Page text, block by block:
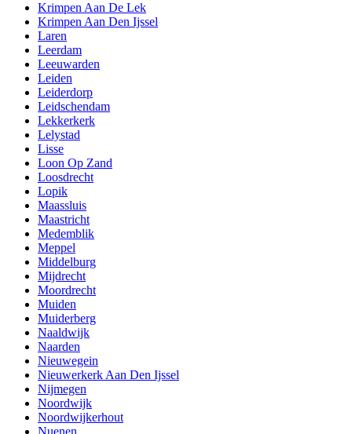
Krimpen Aan De Lek
Krimpen Aan Den Ijssel
Laren
Leerdam
Leeuwarden
Leiden
Leiderdorp
Leidschendam
Lekkerkerk
Lelystad
Lisse
Loon Op Zand
Loosdrecht
Lopik
Maassluis
Maastricht
Medemblik
Meppel
Middelburg
Mijdrecht
Moordrecht
Muiden
Muiderberg
Naaldwijk
Naarden
Nieuwegein
Nieuwerkerk Aan Den Ijssel
Nijmegen
Noordwijk
Noordwijkerhout